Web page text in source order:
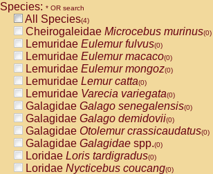
Species: * OR search
All Species(4)
Cheirogaleidae Microcebus murinus(0)
Lemuridae Eulemur fulvus(0)
Lemuridae Eulemur macaco(0)
Lemuridae Eulemur mongoz(0)
Lemuridae Lemur catta(0)
Lemuridae Varecia variegata(0)
Galagidae Galago senegalensis(0)
Galagidae Galago demidovii(0)
Galagidae Otolemur crassicaudatus(0)
Galagidae Galagidae spp.(0)
Loridae Loris tardigradus(0)
Loridae Nycticebus coucang(0)